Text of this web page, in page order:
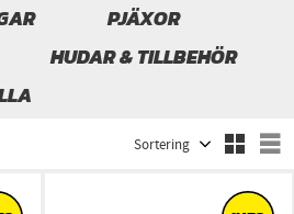
PJÄXOR
HUDAR & TILLBEHÖR